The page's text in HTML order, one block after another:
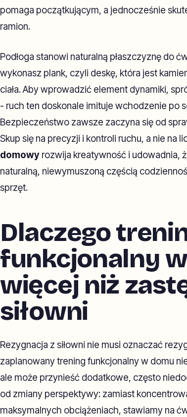
pomaga początkującym, a jednocześnie
ramion.
Podłoga stanowi naturalną płaszczyznę do
wykonasz plank, czyli deskę, która jest
ciała. Aby wprowadzić element dynamiki,
- ruch ten doskonale imituje wchodzenie po
Bezpieczeństwo zawsze zaczyna się od
Skup się na precyzji i kontroli ruchu, a nie na
domowy rozwija kreatywność i udowadnia,
naturalną, niewymuszoną częścią
sprzęt.
Dlaczego
funkcjonalny
więcej niż
siłowni
Rezygnacja z siłowni nie musi oznaczać
zaplanowany trening funkcjonalny w domu
ale może przynieść dodatkowe, często
od zmiany perspektywy: zamiast
maksymalnych obciążeniach, stawiamy na